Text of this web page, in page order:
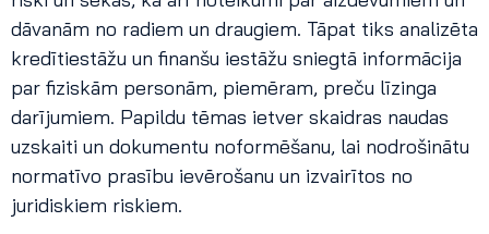
dāvanām no radiem un draugiem. Tāpat tiks analizēta
kredītiestāžu un finanšu iestāžu sniegtā informācija
par fiziskām personām, piemēram, preču līzinga
darījumiem. Papildu tēmas ietver skaidras naudas
uzskaiti un dokumentu noformēšanu, lai nodrošinātu
normatīvo prasību ievērošanu un izvairītos no
juridiskiem riskiem.